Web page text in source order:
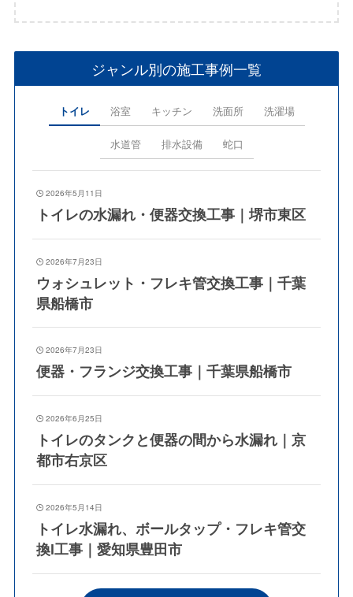
ジャンル別の施工事例一覧
トイレ 浴室 キッチン 洗面所 洗濯場
水道管 排水設備 蛇口
2026年5月11日
トイレの水漏れ・便器交換工事｜堺市東区
2026年7月23日
ウォシュレット・フレキ管交換工事｜千葉
県船橋市
2026年7月23日
便器・フランジ交換工事｜千葉県船橋市
2026年6月25日
トイレのタンクと便器の間から水漏れ｜京
都市右京区
2026年5月14日
トイレ水漏れ、ボールタップ・フレキ管交
換l工事｜愛知県豊田市